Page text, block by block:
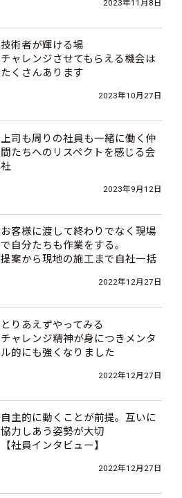
2023年11月8日
技術者が輝ける場
チャレンジさせてもらえる機会は
たくさんあります
2023年10月27日
上司も周りの社員も一緒に働く仲
間たちへのリスペクトを感じる会
社
2023年9月12日
お客様に渡して終わりでなく現場
で自分たちも作業をする。
提案から現地の施工まで自社一括
【社員インタビュー】2022年12月27日
とりあえずやってみる
チャレンジ精神が身につきメンタ
ル的にも強くなりました
2022年12月27日
自主的に動くことが前提。互いに
協力しあう姿勢が大切
【社員インタビュー】
2022年12月27日